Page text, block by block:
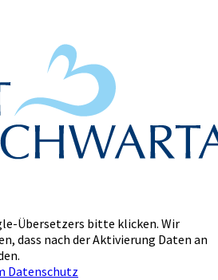
Übersetzers bitte klicken. Wir
dass nach der Aktivierung Daten an
Datenschutz